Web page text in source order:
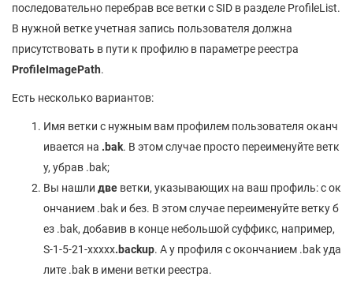
последовательно перебрав все ветки с SID в разделе ProfileList.
В нужной ветке учетная запись пользователя должна
присутствовать в пути к профилю в параметре реестра
ProfileImagePath.
Есть несколько вариантов:
Имя ветки с нужным вам профилем пользователя оканч
ивается на .bak. В этом случае просто переименуйте ветк
у, убрав .bak;
Вы нашли две ветки, указывающих на ваш профиль: с ок
ончанием .bak и без. В этом случае переименуйте ветку б
ез .bak, добавив в конце небольшой суффикс, например,
S-1-5-21-xxxxx.backup. А у профиля с окончанием .bak уда
лите .bak в имени ветки реестра.